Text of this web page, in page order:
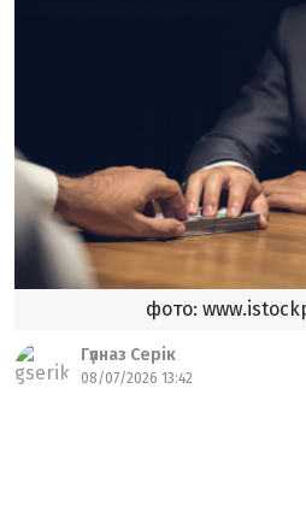
фото:
Гүлназ Серік
08/07/2026 13:42